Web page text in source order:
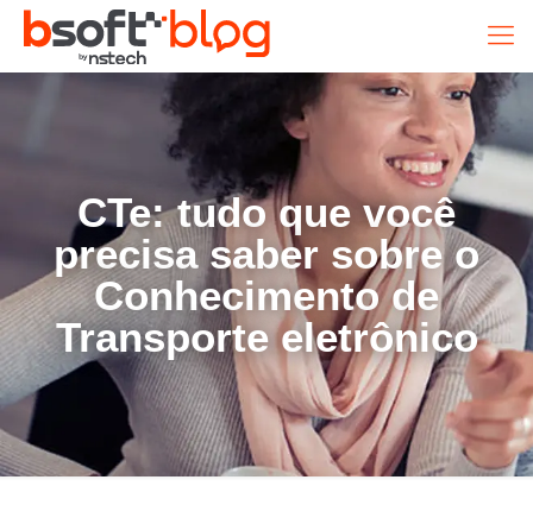
CTe: tudo que você
precisa saber sobre o
Conhecimento de
Transporte eletrônico